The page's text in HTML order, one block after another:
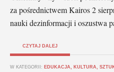
za pośrednictwem Kairos 2
nauki dezinformacji i oszustwa
CZYTAJ DALEJ
W KATEGORII: EDUKACJA, KULTURA,